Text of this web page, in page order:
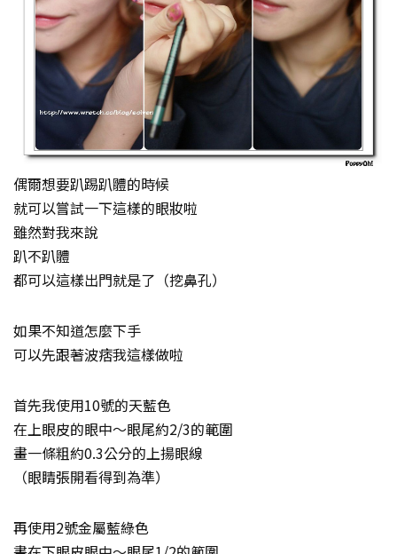
偶爾想要趴踢趴體的時候
就可以嘗試一下這樣的眼妝啦
雖然對我來說
趴不趴體
都可以這樣出門就是了（挖鼻孔）
如果不知道怎麼下手
可以先跟著波痞我這樣做啦
首先我使用10號的天藍色
在上眼皮的眼中～眼尾約2/3的範圍
畫一條粗約0.3公分的上揚眼線
（眼睛張開看得到為準）
再使用2號金屬藍綠色